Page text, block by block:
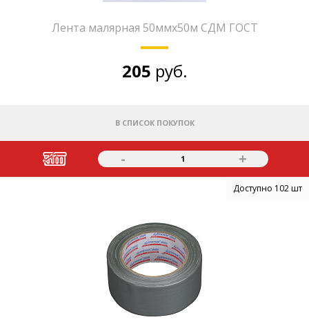
Лента малярная 50ммх50м СДМ ГОСТ
205 руб.
В СПИСОК ПОКУПОК
- 1 +
Доступно 102 шт